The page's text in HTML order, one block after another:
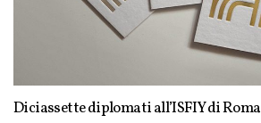
Diciassette diplomati all’ISFIY di Roma